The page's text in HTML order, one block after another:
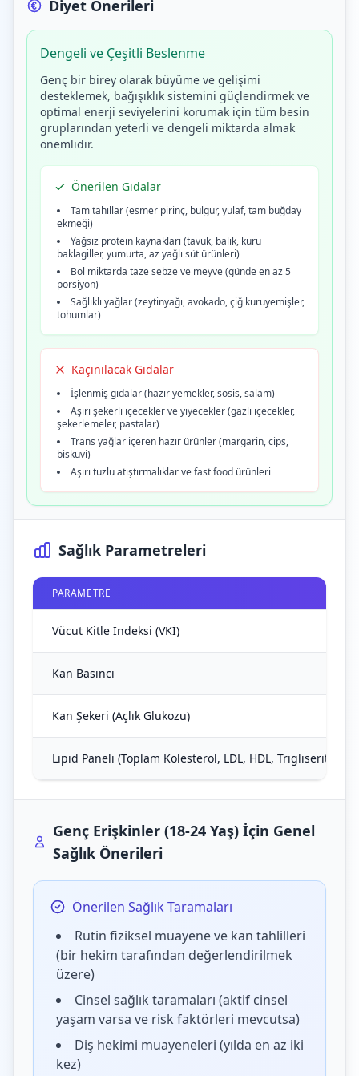
Diyet Önerileri
Dengeli ve Çeşitli Beslenme
Genç bir birey olarak büyüme ve gelişimi
desteklemek, bağışıklık sistemini güçlendirmek ve
optimal enerji seviyelerini korumak için tüm besin
gruplarından yeterli ve dengeli miktarda almak
önemlidir.
Önerilen Gıdalar
Tam tahıllar (esmer pirinç, bulgur, yulaf, tam buğday
ekmeği)
Yağsız protein kaynakları (tavuk, balık, kuru
baklagiller, yumurta, az yağlı süt ürünleri)
Bol miktarda taze sebze ve meyve (günde en az 5
porsiyon)
Sağlıklı yağlar (zeytinyağı, avokado, çiğ kuruyemişler,
tohumlar)
Kaçınılacak Gıdalar
İşlenmiş gıdalar (hazır yemekler, sosis, salam)
Aşırı şekerli içecekler ve yiyecekler (gazlı içecekler,
şekerlemeler, pastalar)
Trans yağlar içeren hazır ürünler (margarin, cips,
bisküvi)
Aşırı tuzlu atıştırmalıklar ve fast food ürünleri
Sağlık Parametreleri
PARAMETRE
Vücut Kitle İndeksi (VKİ)
Kan Basıncı
Kan Şekeri (Açlık Glukozu)
Lipid Paneli (Toplam Kolesterol, LDL, HDL, Trigliseritler)
Genç Erişkinler (18-24 Yaş) İçin Genel
Sağlık Önerileri
Önerilen Sağlık Taramaları
Rutin fiziksel muayene ve kan tahlilleri
(bir hekim tarafından değerlendirilmek
üzere)
Cinsel sağlık taramaları (aktif cinsel
yaşam varsa ve risk faktörleri mevcutsa)
Diş hekimi muayeneleri (yılda en az iki
kez)